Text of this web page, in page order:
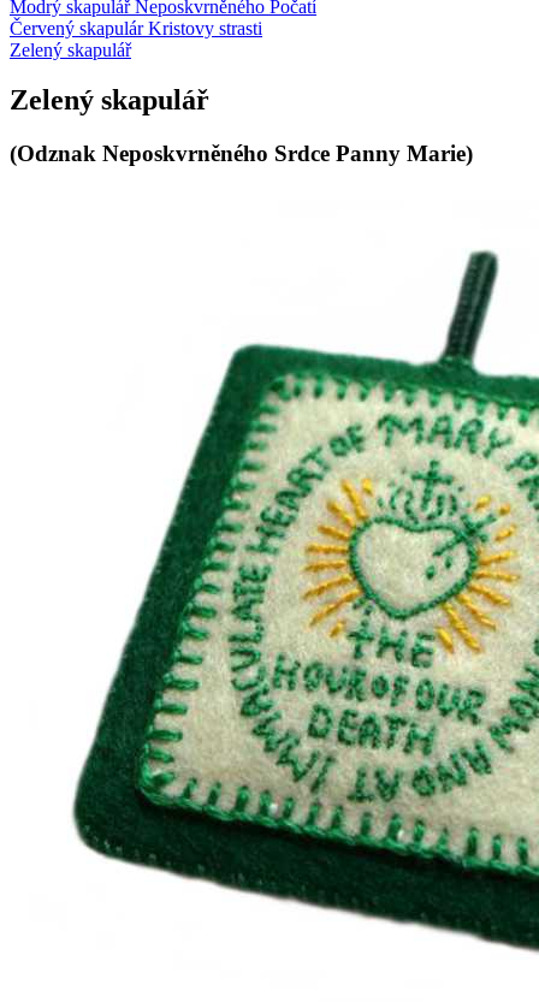
Modrý skapulář Neposkvrněného Počatí
Červený skapulár Kristovy strasti
Zelený skapulář
Zelený skapulář
(Odznak Neposkvrněného Srdce Panny Marie)